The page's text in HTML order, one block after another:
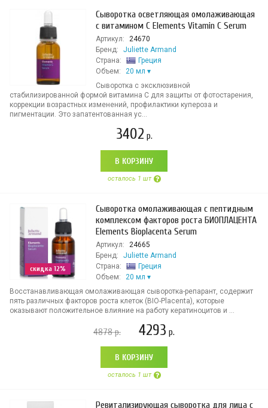
Сыворотка осветляющая омолаживающая
с витамином С Elements Vitamin C Serum
Артикул:
24670
Бренд:
Juliette Armand
Страна:
Греция
Объем:
20 мл
Сыворотка с эксклюзивной
стабилизированной формой витамина С для защиты от фотостарения,
коррекции возрастных изменений, профилактики купероза и
пигментации. Это запатентованная ус...
3402 р.
В КОРЗИНУ
осталось 1 шт
скидка 12%
Сыворотка омолаживающая с пептидным
комплексом факторов роста БИОПЛАЦЕНТА
Elements Bioplacenta Serum
Артикул:
24665
Бренд:
Juliette Armand
Страна:
Греция
Объем:
20 мл
Восстанавливающая омолаживающая сыворотка-репарант, содержит
пять различных факторов роста клеток (BIO-Placenta), которые
оказывают положительное влияние на работу кератиноцитов и ...
4878р. 4293 р.
В КОРЗИНУ
осталось 1 шт
Ревитализирующая сыворотка для лица с